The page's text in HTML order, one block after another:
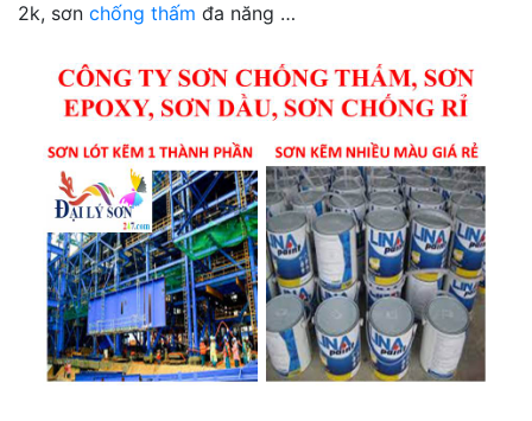
2k, sơn chống thấm đa năng …